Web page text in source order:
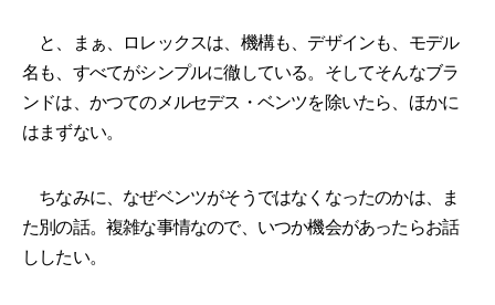
と、まぁ、ロレックスは、機構も、デザインも、モデル
名も、すべてがシンプルに徹している。そしてそんなブラ
ンドは、かつてのメルセデス・ベンツを除いたら、ほかに
はまずない。
ちなみに、なぜベンツがそうではなくなったのかは、ま
た別の話。複雑な事情なので、いつか機会があったらお話
ししたい。